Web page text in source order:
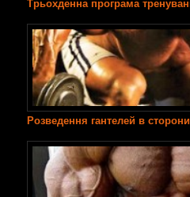
Розведення гантелей в